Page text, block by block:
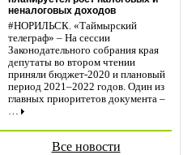
неналоговых доходов
#НОРИЛЬСК. «Таймырский
телеграф» – На сессии
Законодательного собрания края
депутаты во втором чтении
приняли бюджет-2020 и плановый
период 2021–2022 годов. Один из
главных приоритетов документа –
…
Все новости